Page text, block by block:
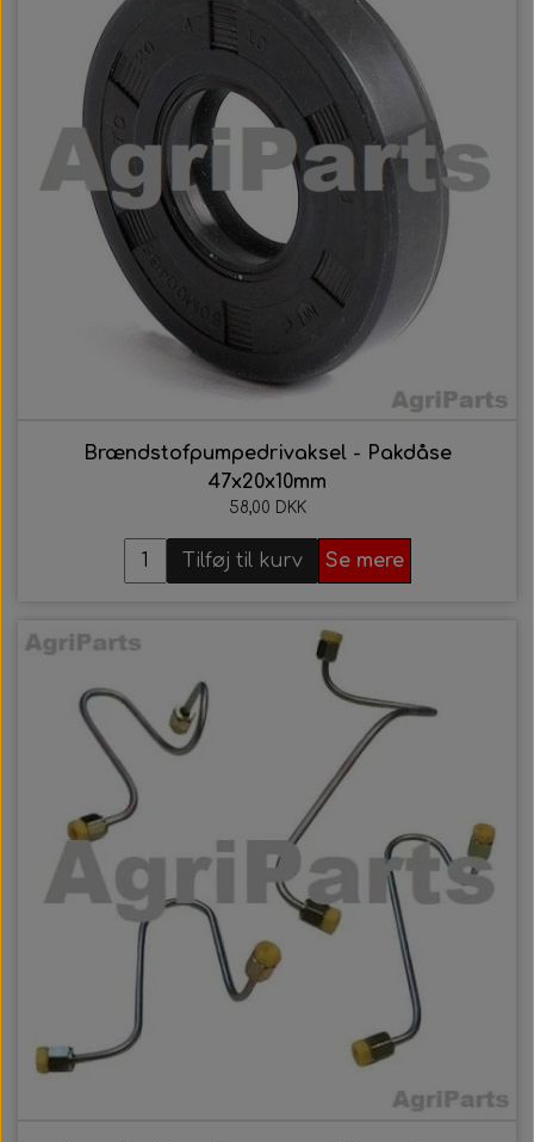
Brændstofpumpedrivaksel - Pakdåse
47x20x10mm
58,00 DKK
Tilføj til kurv Se mere